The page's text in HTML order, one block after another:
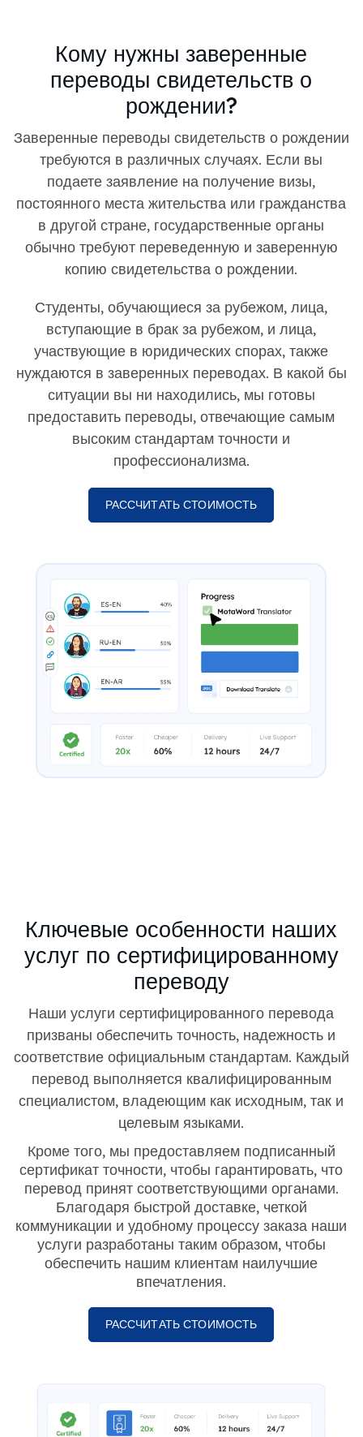
Кому нужны заверенные
переводы свидетельств о
рождении?
Заверенные переводы свидетельств о рождении
требуются в различных случаях. Если вы
подаете заявление на получение визы,
постоянного места жительства или гражданства
в другой стране, государственные органы
обычно требуют переведенную и заверенную
копию свидетельства о рождении.
Студенты, обучающиеся за рубежом, лица,
вступающие в брак за рубежом, и лица,
участвующие в юридических спорах, также
нуждаются в заверенных переводах. В какой бы
ситуации вы ни находились, мы готовы
предоставить переводы, отвечающие самым
высоким стандартам точности и
профессионализма.
РАССЧИТАТЬ СТОИМОСТЬ
Ключевые особенности наших
услуг по сертифицированному
переводу
Наши услуги сертифицированного перевода
призваны обеспечить точность, надежность и
соответствие официальным стандартам. Каждый
перевод выполняется квалифицированным
специалистом, владеющим как исходным, так и
целевым языками.
Кроме того, мы предоставляем подписанный
сертификат точности, чтобы гарантировать, что
перевод принят соответствующими органами.
Благодаря быстрой доставке, четкой
коммуникации и удобному процессу заказа наши
услуги разработаны таким образом, чтобы
обеспечить нашим клиентам наилучшие
впечатления.
РАССЧИТАТЬ СТОИМОСТЬ